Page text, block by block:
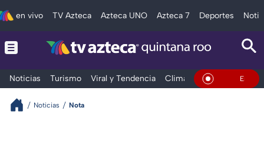
en vivo TV Azteca Azteca UNO Azteca 7 Deportes
Noticias Turismo Viral y Tendencia Clima Tráfico En Vivo
Noticias Nota